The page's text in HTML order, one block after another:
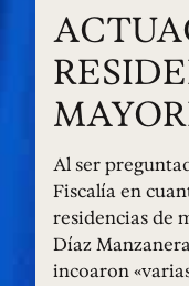
Al ser
Fiscalía en
residencias de
Díaz
incoaron